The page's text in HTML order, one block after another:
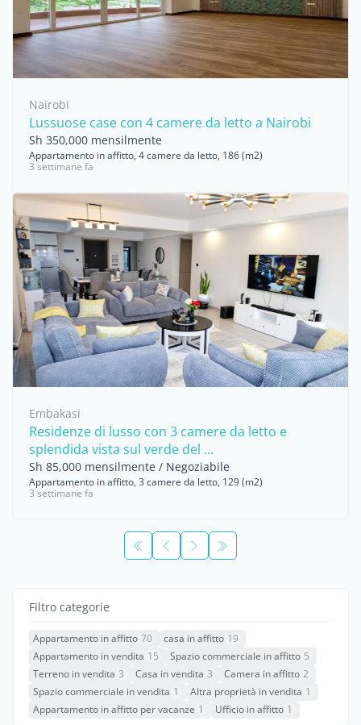
Nairobi
Lussuose case con 4 camere da letto a Nairobi
Sh 350,000 mensilmente
Appartamento in affitto, 4 camere da letto, 186 (m2)
3 settimane fa
Embakasi
Residenze di lusso con 3 camere da letto e
splendida vista sul verde del ...
Sh 85,000 mensilmente / Negoziabile
Appartamento in affitto, 3 camere da letto, 129 (m2)
3 settimane fa
Filtro categorie
Appartamento in affitto 70 casa in affitto 19
Appartamento in vendita 15 Spazio commerciale in affitto 5
Terreno in vendita 3 Casa in vendita 3 Camera in affitto 2
Spazio commerciale in vendita 1 Altra proprietà in vendita 1
Appartamento in affitto per vacanze 1 Ufficio in affitto 1